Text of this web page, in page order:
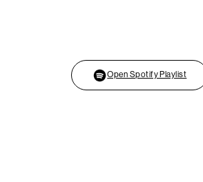
Open Spotify Playlist